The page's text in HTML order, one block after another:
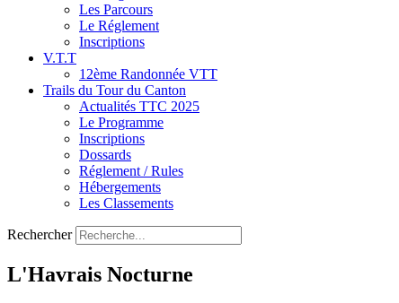
Les Parcours
Le Réglement
Inscriptions
V.T.T
12ème Randonnée VTT
Trails du Tour du Canton
Actualités TTC 2025
Le Programme
Inscriptions
Dossards
Réglement / Rules
Hébergements
Les Classements
Rechercher
L'Havrais Nocturne